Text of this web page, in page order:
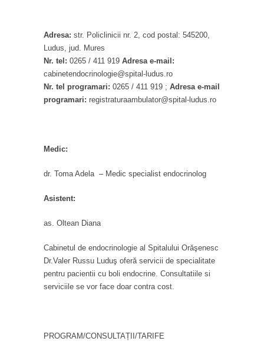
Adresa: str. Policlinicii nr. 2, cod postal: 545200,
Ludus, jud. Mures
Nr. tel: 0265 / 411 919 Adresa e-mail:
cabinetendocrinologie@spital-ludus.ro
Nr. tel programari: 0265 / 411 919 ; Adresa e-mail
programari: registraturaambulator@spital-ludus.ro
Medic:
dr. Toma Adela – Medic specialist endocrinolog
Asistent:
as. Oltean Diana
Cabinetul de endocrinologie al Spitalului Orăşenesc
Dr.Valer Russu Luduş oferă servicii de specialitate
pentru pacientii cu boli endocrine. Consultatiile si
serviciile se vor face doar contra cost.
PROGRAM/CONSULTAȚII/TARIFE